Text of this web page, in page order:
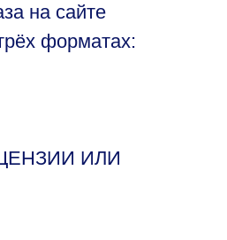
на сайте
форматах:
ИЛИ